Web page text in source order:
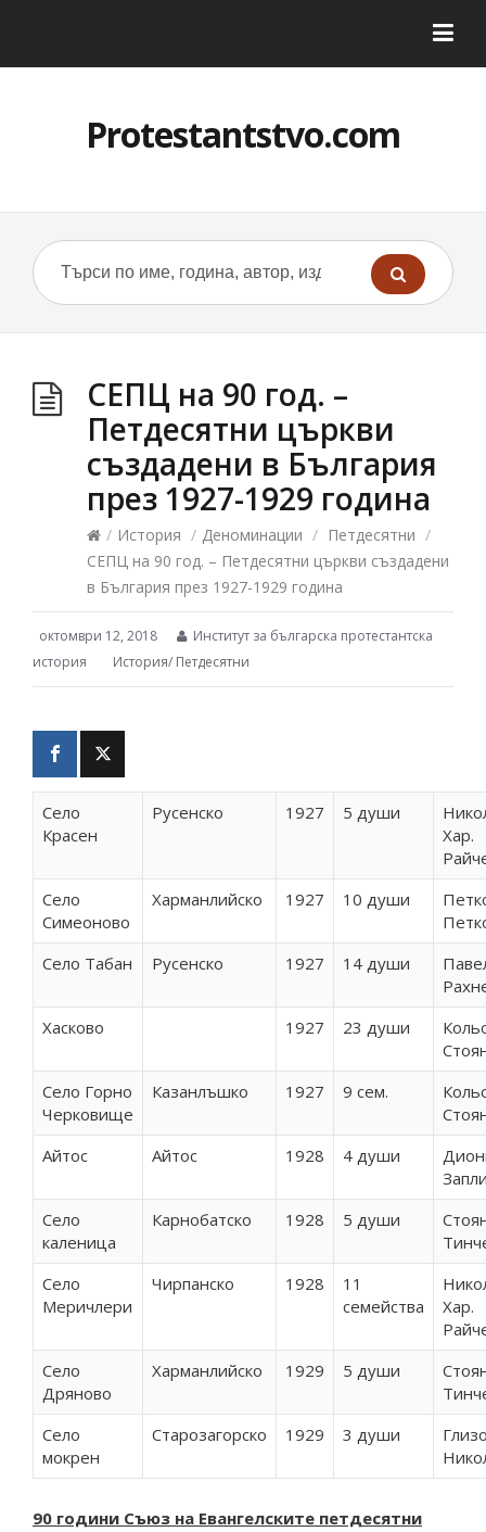
Protestantstvo.com
СЕПЦ на 90 год. –
Петдесятни църкви
създадени в България
през 1927-1929 година
/ История / Деноминации / Петдесятни /
СЕПЦ на 90 год. – Петдесятни църкви създадени
в България през 1927-1929 година
октомври 12, 2018
Институт за българска протестантска
история
История/ Петдесятни
Село
Красен
Русенско 1927 5 души
Хар.
Село
Симеоново
Харманлийско 1927 10 души
Село Табан
Русенско 1927 14 души
Хасково
1927 23 души
Село Горно
Черковище
Казанлъшко 1927 9 сем.
Айтос
Айтос 1928 4 души
Село
каленица
Карнобатско 1928 5 души
Село
Меричлери
Чирпанско 1928
11
семейства
Хар.
Село
Дряново
Харманлийско 1929 5 души
Село
мокрен
Старозагорско 1929 3 души
90 години Съюз на Евангелските петдесятни